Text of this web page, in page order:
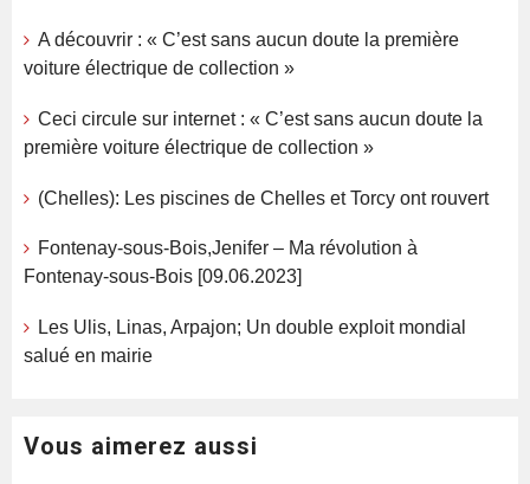
A découvrir : « C’est sans aucun doute la première
voiture électrique de collection »
Ceci circule sur internet : « C’est sans aucun doute la
première voiture électrique de collection »
(Chelles): Les piscines de Chelles et Torcy ont rouvert
Fontenay-sous-Bois,Jenifer – Ma révolution à
Fontenay-sous-Bois [09.06.2023]
Les Ulis, Linas, Arpajon; Un double exploit mondial
salué en mairie
Vous aimerez aussi